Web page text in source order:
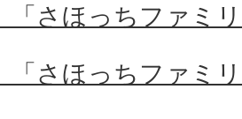
「さほっちファミ
「さほっちファミ